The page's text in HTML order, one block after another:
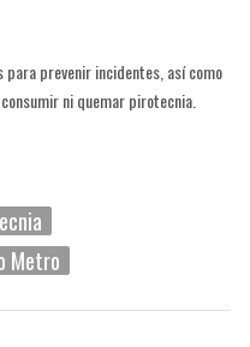
para prevenir incidentes, así como
ni quemar pirotecnia.
Metro